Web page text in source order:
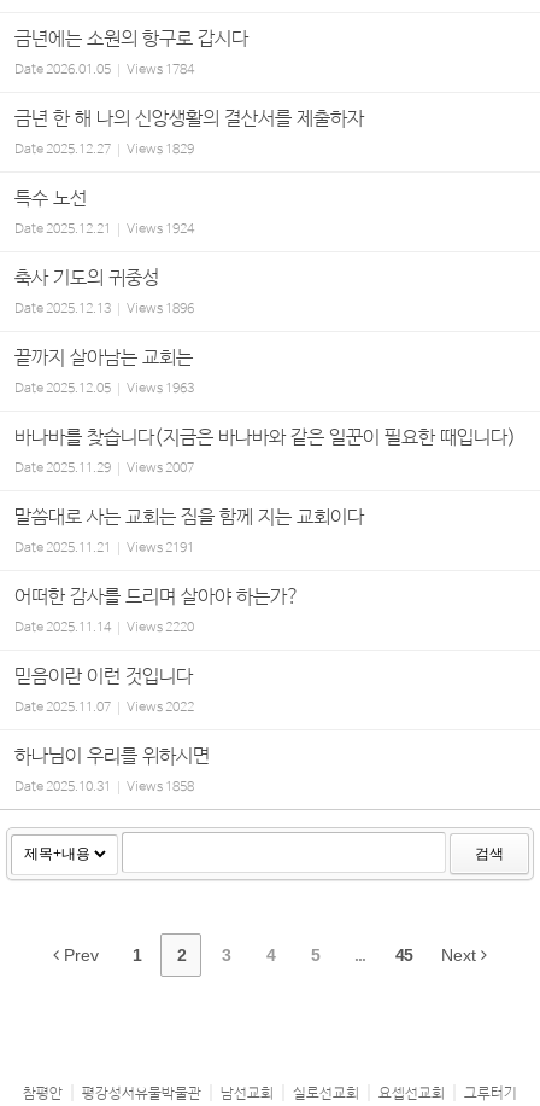
금년에는 소원의 항구로 갑시다
Date2026.01.05 Views 1784
금년 한 해 나의 신앙생활의 결산서를 제출하자
Date2025.12.27 Views 1829
특수 노선
Date2025.12.21 Views 1924
축사 기도의 귀중성
Date2025.12.13 Views 1896
끝까지 살아남는 교회는
Date2025.12.05 Views 1963
바나바를 찾습니다(지금은 바나바와 같은 일꾼이 필요한 때입니다)
Date2025.11.29 Views2007
말씀대로 사는 교회는 짐을 함께 지는 교회이다
Date2025.11.21 Views2191
어떠한 감사를 드리며 살아야 하는가?
Date2025.11.14 Views2220
믿음이란 이런 것입니다
Date2025.11.07 Views2022
하나님이 우리를 위하시면
Date2025.10.31 Views 1858
검색
Prev 1 2 3 4 5 ... 45 Next
참평안 평강성서유물박물관 남선교회 실로선교회 요셉선교회 그루터기